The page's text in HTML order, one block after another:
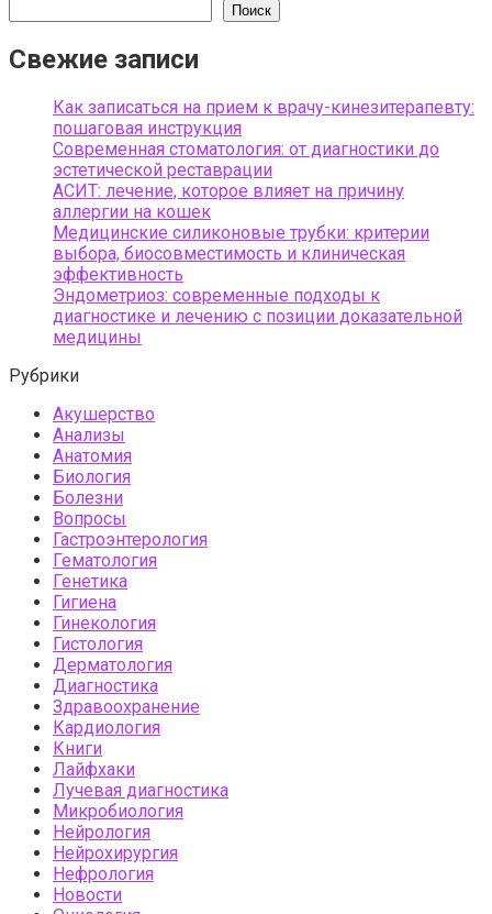
Поиск
Свежие записи
Как записаться на прием к врачу-кинезитерапевту:
пошаговая инструкция
Современная стоматология: от диагностики до
эстетической реставрации
АСИТ: лечение, которое влияет на причину
аллергии на кошек
Медицинские силиконовые трубки: критерии
выбора, биосовместимость и клиническая
эффективность
Эндометриоз: современные подходы к
диагностике и лечению с позиции доказательной
медицины
Рубрики
Акушерство
Анализы
Анатомия
Биология
Болезни
Вопросы
Гастроэнтерология
Гематология
Генетика
Гигиена
Гинекология
Гистология
Дерматология
Диагностика
Здравоохранение
Кардиология
Книги
Лайфхаки
Лучевая диагностика
Микробиология
Нейрология
Нейрохирургия
Нефрология
Новости